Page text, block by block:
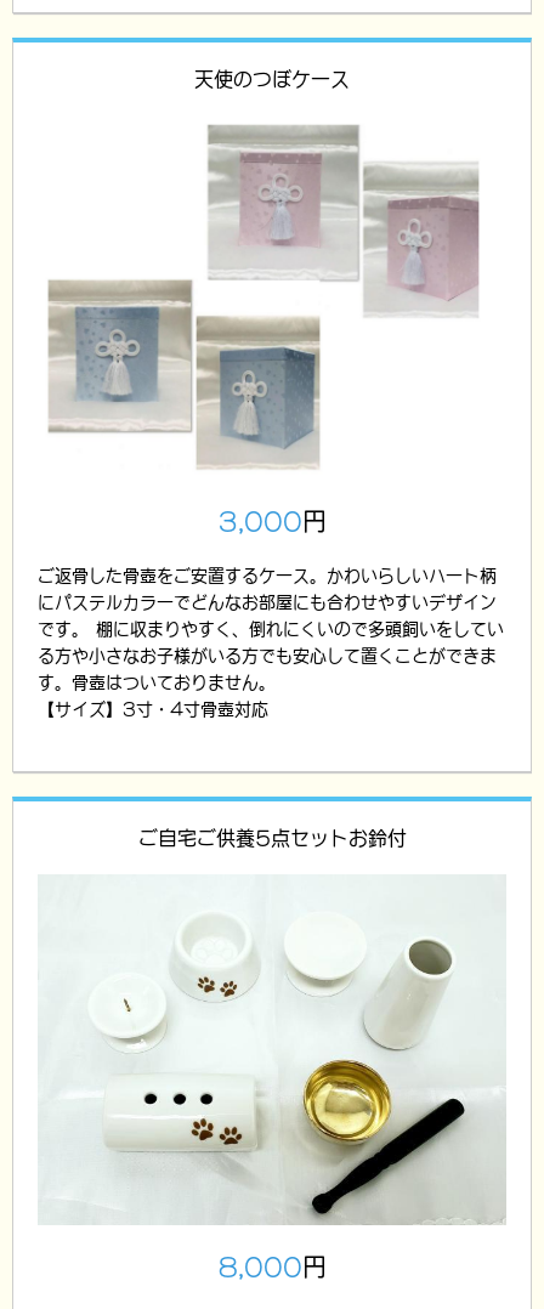
天使のつぼケース
3,000 円
ご返骨した骨壺をご安置するケース。かわいらしいハート柄
にパステルカラーでどんなお部屋にも合わせやすいデザイン
です。 棚に収まりやすく、倒れにくいので多頭飼いをしてい
る方や小さなお子様がいる方でも安心して置くことができま
す。骨壺はついておりません。
【サイズ】3寸・4寸骨壺対応
ご自宅ご供養5点セットお鈴付
8,000 円